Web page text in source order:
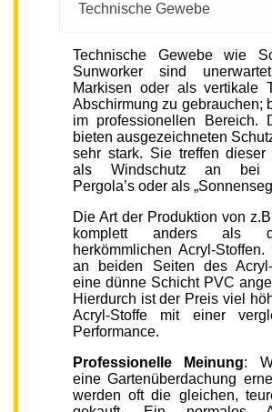
Technische Gewebe
Technische Gewebe wie
Sunworker sind
Markisen oder als vertikale
Abschirmung zu gebrauchen;
im professionellen Bereich.
bieten ausgezeichneten
sehr stark. Sie treffen dieser
als Windschutz an bei
Pergola’s oder als
Die Art der Produktion von
komplett anders als
herkömmlichen Acryl-Stoffen.
an beiden Seiten des Acryl-
eine dünne Schicht PVC
Hierdurch ist der Preis viel
Acryl-Stoffe mit einer
Performance.
Professionelle Meinung:
eine Gartenüberdachung
werden oft die gleichen,